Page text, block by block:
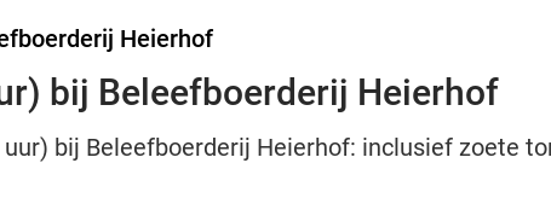
Heierhof
bij Beleefboerderij Heierhof
bij Beleefboerderij Heierhof: inclusief zoete